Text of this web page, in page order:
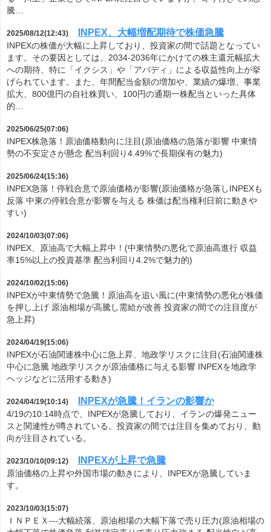
騰…
2025/08/12(12:43) INPEX、大幅増配期待で株価急騰
INPEXの株価が大幅に上昇しており、投資家の間で話題となってい
ます。その要因としては、2034-2036年にかけての株主還元幅拡大
への期待、特に「イクシス」や「アバディ」による収益性向上が挙
げられています。また、年間配当金額の増加や、業績の爆増、事業
拡大、800億円の自社株買い、100円の通期一株配当といった具体
的…
2025/06/25(07:06)
INPEX株急落！原油価格動向に注目(原油価格の急落が影響 中東情
勢の不安定さが懸念 配当利回り4.49%で長期保有の魅力)
2025/06/24(15:36)
INPEX急落！停戦合意で原油価格が影響(原油価格が急落しINPEXも
反落 中東の停戦合意が影響を与える 株価は配当権利日前に動きや
すい)
2024/10/03(07:06)
INPEX、原油高で大幅上昇中！(中東情勢の悪化で原油高進行 収益
率15%以上の投資基準 配当利回り4.2%で魅力的)
2024/10/02(15:06)
INPEXが中東情勢で急騰！原油高を追い風に(中東情勢の悪化が株価
を押し上げ 原油相場が高騰し需給が改善 投資家の間での注目度が
急上昇)
2024/04/19(15:06)
INPEXが石油関連株中心に急上昇、地政学リスクに注目(石油関連株
中心に急騰 地政学リスクが原油価格に与える影響 INPEXを地政学
ヘッジなどに活用する動き)
2024/04/19(10:14) INPEXが急騰！イランの影響か
4/19の10:14時点で、INPEXが急騰しており、イランの爆発ニュー
スと関連性が噂されている。投資家の間では注目を集めており、動
向が注目されている。
2023/10/10(09:12) INPEXが上昇で急騰
原油価格の上昇や外国市場の動きにより、INPEXが急騰していま
す。
2023/10/03(15:07)
ＩＮＰＥＸ---大幅続落、原油相場の大幅下落で売り圧力(原油相場の